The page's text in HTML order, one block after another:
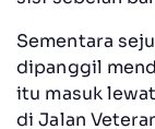
Sementara
dipanggil
itu masuk
di Jalan